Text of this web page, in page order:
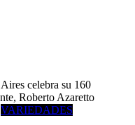
VARIEDADES